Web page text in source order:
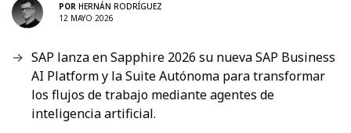
POR HERNÁN RODRÍGUEZ
12 MAYO 2026
SAP lanza en Sapphire 2026 su nueva SAP Business
AI Platform y la Suite Autónoma para transformar
los flujos de trabajo mediante agentes de
inteligencia artificial.